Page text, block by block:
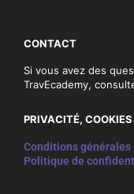
CONTACT
Si vous avez des
TravEcademy,
PRIVACITÉ,
Conditions générales
Politique de